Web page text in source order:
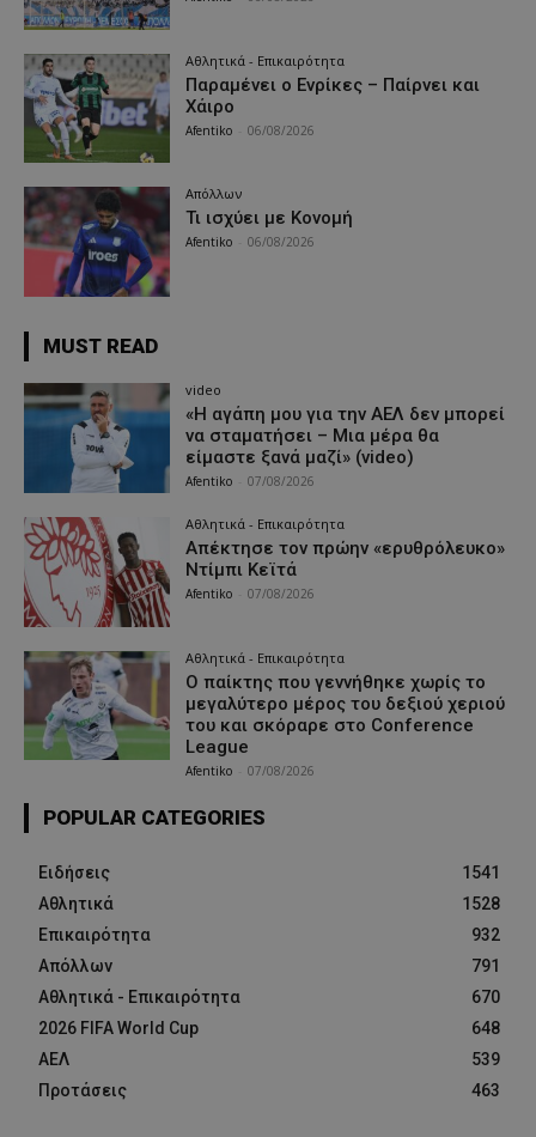
Αθλητικά - Επικαιρότητα
Παραμένει ο Ενρίκες – Παίρνει και
Χάιρο
Afentiko 06/08/2026
Απόλλων
Τι ισχύει με Κονομή
Afentiko 06/08/2026
MUST READ
video
«Η αγάπη μου για την ΑΕΛ δεν μπορεί
να σταματήσει – Μια μέρα θα
είμαστε ξανά μαζί» (video)
Afentiko 07/08/2026
Αθλητικά - Επικαιρότητα
Απέκτησε τον πρώην «ερυθρόλευκο»
Ντίμπι Κεϊτά
Afentiko 07/08/2026
Αθλητικά - Επικαιρότητα
Ο παίκτης που γεννήθηκε χωρίς το
μεγαλύτερο μέρος του δεξιού χεριού
του και σκόραρε στο Conference
League
Afentiko 07/08/2026
POPULAR CATEGORIES
Ειδήσεις
1541
Αθλητικά
1528
Επικαιρότητα
932
Απόλλων
791
Αθλητικά - Επικαιρότητα
670
2026 FIFA World Cup
648
ΑΕΛ
539
Προτάσεις
463